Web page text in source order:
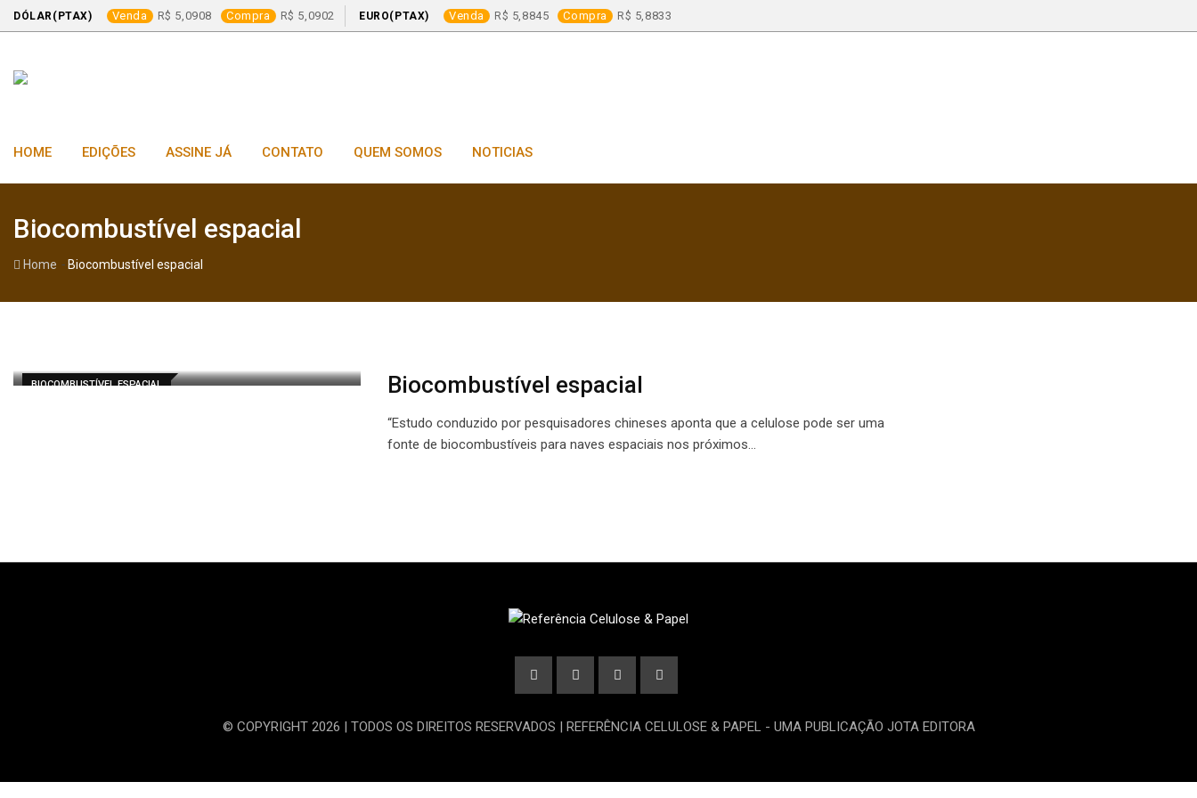
DÓLAR(PTAX) Venda 5,0908 Compra 5,0902 EURO(PTAX) Venda 5,8845 Compra 5,8833
content
HOME EDIÇÕES ASSINE JÁ CONTATO QUEM SOMOS NOTICIAS
Biocombustível espacial
Home - Biocombustível espacial
BIOCOMBUSTÍVEL ESPACIAL Biocombustível espacial
“Estudo conduzido por pesquisadores chineses aponta que a celulose pode ser uma
fonte de biocombustíveis para naves espaciais nos próximos…
© COPYRIGHT 2026 | TODOS OS DIREITOS RESERVADOS | REFERÊNCIA CELULOSE & PAPEL - UMA PUBLICAÇÃO JOTA EDITORA